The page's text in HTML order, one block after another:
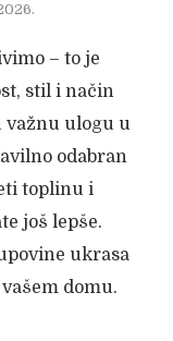
– to je
stil i način
važnu ulogu u
odabran
toplinu i
još lepše.
ukrasa
domu.